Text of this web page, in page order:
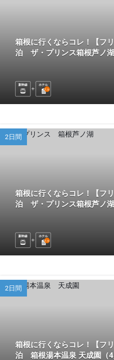
箱根に行くならコレ！【フ
泊 ザ・プリンス箱根芦ノ湖
新幹線
ホテル
1 泊
2日間
箱根に行くならコレ！【フ
泊 ザ・プリンス箱根芦ノ湖
新幹線
ホテル
1 泊
2日間
箱根に行くならコレ！【フ
泊 箱根湯本温泉 天成園（4